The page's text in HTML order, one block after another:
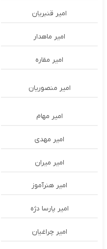
امیر قنبریان
امیر ماهدار
امیر مقاره
امیر منصوریان
امیر مهام
امیر مهدی
امیر میران
امیر هنرآموز
امیر پارسا دژه
امیر چراغیان